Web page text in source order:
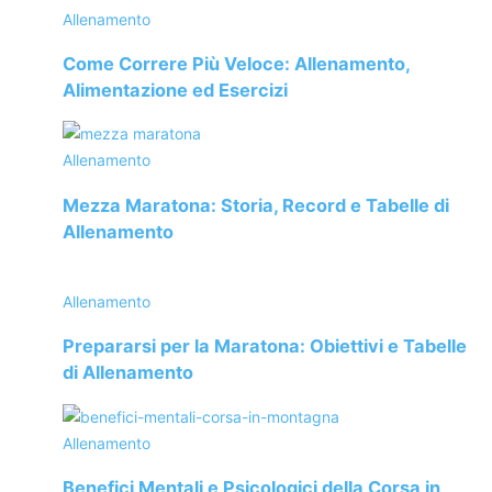
Allenamento
Come Correre Più Veloce: Allenamento,
Alimentazione ed Esercizi
Allenamento
Mezza Maratona: Storia, Record e Tabelle di
Allenamento
Allenamento
Prepararsi per la Maratona: Obiettivi e Tabelle
di Allenamento
Allenamento
di Firenze.
Percorso
Il percorso della100 km del Passatore
affascinante, che attraversa l’Appennino Tosco-Romagnolo
percorso:
quest’anno la partenza è davanti alla Basilica Santa Maria
verso il percorso collinare dell’Appennino. Il percorso è
caratterizzato da notevoli dislivelli e raggiunge il punto più
alto alpasso della Colla di Casagliaa 913 metri.